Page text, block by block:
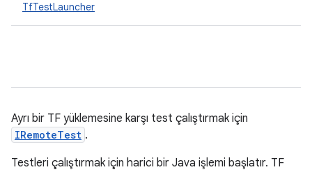
TfTestLauncher
Ayrı bir TF yüklemesine karşı test çalıştırmak için
IRemoteTest .
Testleri çalıştırmak için harici bir Java işlemi başlatır. TF